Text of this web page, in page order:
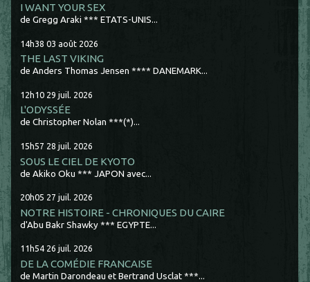
I WANT YOUR SEX
de Gregg Araki *** ETATS-UNIS...
14h38 03 août 2026
THE LAST VIKING
de Anders Thomas Jensen **** DANEMARK...
12h10 29 juil. 2026
L'ODYSSÉE
de Christopher Nolan ***(*)...
15h57 28 juil. 2026
SOUS LE CIEL DE KYOTO
de Akiko Oku *** JAPON avec...
20h05 27 juil. 2026
NOTRE HISTOIRE - CHRONIQUES DU CAIRE
d'Abu Bakr Shawky *** EGYPTE...
11h54 26 juil. 2026
DE LA COMÉDIE FRANCAISE
de Martin Darondeau et Bertrand Usclat ***...